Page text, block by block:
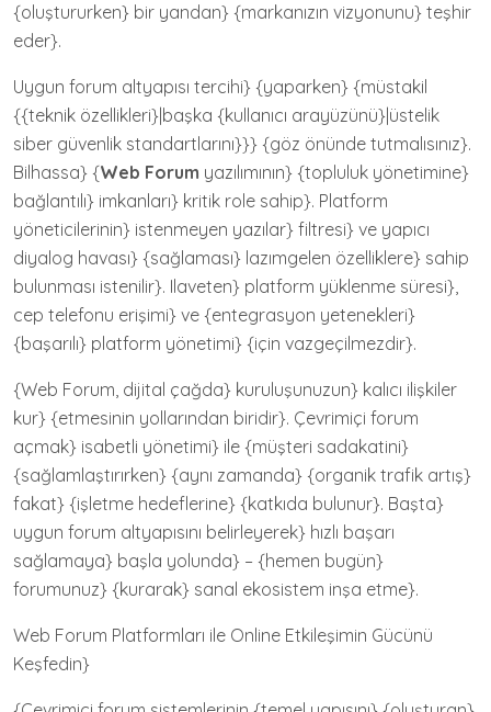
{oluştururken} bir yandan} {markanızın vizyonunu} teşhir
eder}.
Uygun forum altyapısı tercihi} {yaparken} {müstakil
{{teknik özellikleri}|başka {kullanıcı arayüzünü}|üstelik
siber güvenlik standartlarını}}} {göz önünde tutmalısınız}.
Bilhassa} {Web Forum yazılımının} {topluluk yönetimine}
bağlantılı} imkanları} kritik role sahip}. Platform
yöneticilerinin} istenmeyen yazılar} filtresi} ve yapıcı
diyalog havası} {sağlaması} lazımgelen özelliklere} sahip
bulunması istenilir}. Ilaveten} platform yüklenme süresi},
cep telefonu erişimi} ve {entegrasyon yetenekleri}
{başarılı} platform yönetimi} {için vazgeçilmezdir}.
{Web Forum, dijital çağda} kuruluşunuzun} kalıcı ilişkiler
kur} {etmesinin yollarından biridir}. Çevrimiçi forum
açmak} isabetli yönetimi} ile {müşteri sadakatini}
{sağlamlaştırırken} {aynı zamanda} {organik trafik artış}
fakat} {işletme hedeflerine} {katkıda bulunur}. Başta}
uygun forum altyapısını belirleyerek} hızlı başarı
sağlamaya} başla yolunda} – {hemen bugün}
forumunuz} {kurarak} sanal ekosistem inşa etme}.
Web Forum Platformları ile Online Etkileşimin Gücünü
Keşfedin}